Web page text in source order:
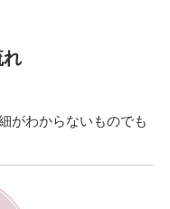
れ
がわからないものでも